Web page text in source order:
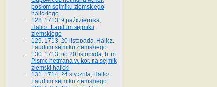
posłom sejmiku ziemskiego
halickiego
128. 1713, 9 października,
Halicz. Laudum sejmiku
ziemskiego
129. 1713, 20 listopada, Halicz.
Laudum sejmiku ziemskiego
130. 1713, po 20 listopada, b. m.
Pismo hetmana w. kor. na sejmik
ziemski halicki
131. 1714, 24 stycznia, Halicz.
Laudum sejmiku ziemskiego